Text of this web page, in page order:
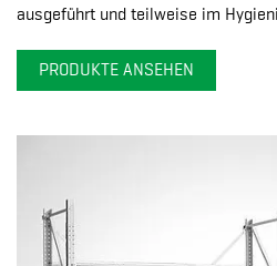
ausgeführt und teilweise im
PRODUKTE ANSEHEN